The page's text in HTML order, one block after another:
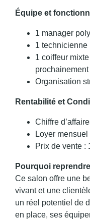
Équipe et
1 manager
1 technicienne
1 coiffeur
prochainement
Organisation
Rentabilité et
Chiffre
Loyer
Prix de vente :
Pourquoi
Ce salon offre une
vivant et une
un réel potentiel de
en place, ses